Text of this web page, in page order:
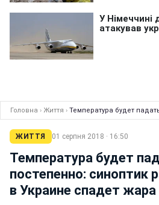
Головна › Життя › Температура будет
ЖИТТЯ 01 серпня 2018 · 16:50
Температура будет
постепенно: синоптик
в Украине спадет жара